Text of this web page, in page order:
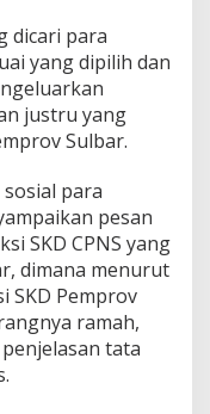
dicari para
yang dipilih dan
justru yang
Sulbar.
para
pesan
SKD CPNS yang
dimana menurut
SKD Pemprov
ramah,
tata